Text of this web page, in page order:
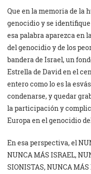
Que en la memoria de la
genocidio y se
esa palabra aparezca en
del genocidio y de los
bandera de Israel, un
Estrella de David en el
entero como lo es la
condenarse, y quedar
la participación y
Europa en el genocidio
En esa perspectiva, el
NUNCA MÁS ISRAEL,
SIONISTAS, NUNCA